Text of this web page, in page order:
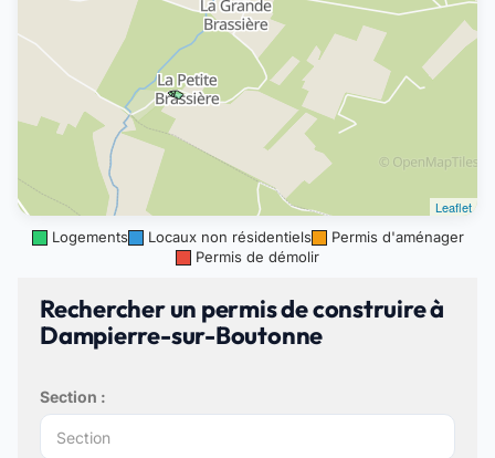
Leaflet
Logements
Locaux non résidentiels
Permis d'aménager
Permis de démolir
Rechercher un permis de construire à
Dampierre-sur-Boutonne
Section :